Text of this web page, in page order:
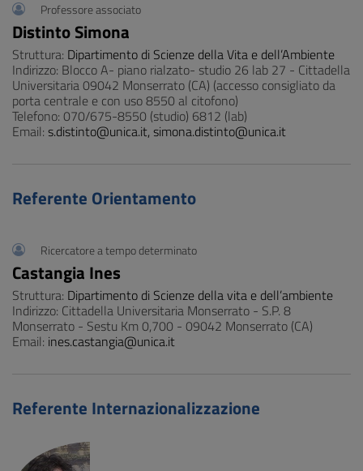
Professore associato
Distinto Simona
Struttura: Dipartimento di Scienze della Vita e dell’Ambiente
Indirizzo: Blocco A- piano rialzato- studio 26 lab 27 - Cittadella
Universitaria 09042 Monserrato (CA) (accesso consigliato da
porta centrale e con uso 8550 al citofono)
Telefono: 070/675-8550 (studio) 6812 (lab)
Email: s.distinto@unica.it, simona.distinto@unica.it
Referente Orientamento
Ricercatore a tempo determinato
Castangia Ines
Struttura: Dipartimento di Scienze della vita e dell’ambiente
Indirizzo: Cittadella Universitaria Monserrato - S.P. 8
Monserrato - Sestu Km 0,700 - 09042 Monserrato (CA)
Email: ines.castangia@unica.it
Referente Internazionalizzazione